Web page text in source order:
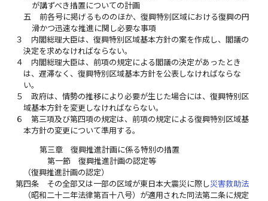
が講ずべき措置についての計画
五
前各号に掲げるもののほか、復興特別区域における復興の円
滑かつ迅速な推進に関し必要な事項
３
内閣総理大臣は、復興特別区域基本方針の案を作成し、閣議の
決定を求めなければならない。
４
内閣総理大臣は、前項の規定による閣議の決定があったとき
は、遅滞なく、復興特別区域基本方針を公表しなければならな
い。
５
政府は、情勢の推移により必要が生じた場合には、復興特別区
域基本方針を変更しなければならない。
６
第三項及び第四項の規定は、前項の規定による復興特別区域基
本方針の変更について準用する。
第三章 復興推進計画に係る特別の措置
第一節 復興推進計画の認定等
（復興推進計画の認定）
第四条
その全部又は一部の区域が東日本大震災に際し災害救助法
（昭和二十二年法律第百十八号）が適用された同法第二条に規定